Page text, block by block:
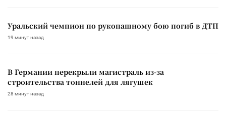
Уральский чемпион по рукопашному бою погиб в ДТП
19 минут назад
В Германии перекрыли магистраль из-за
строительства тоннелей для лягушек
28 минут назад